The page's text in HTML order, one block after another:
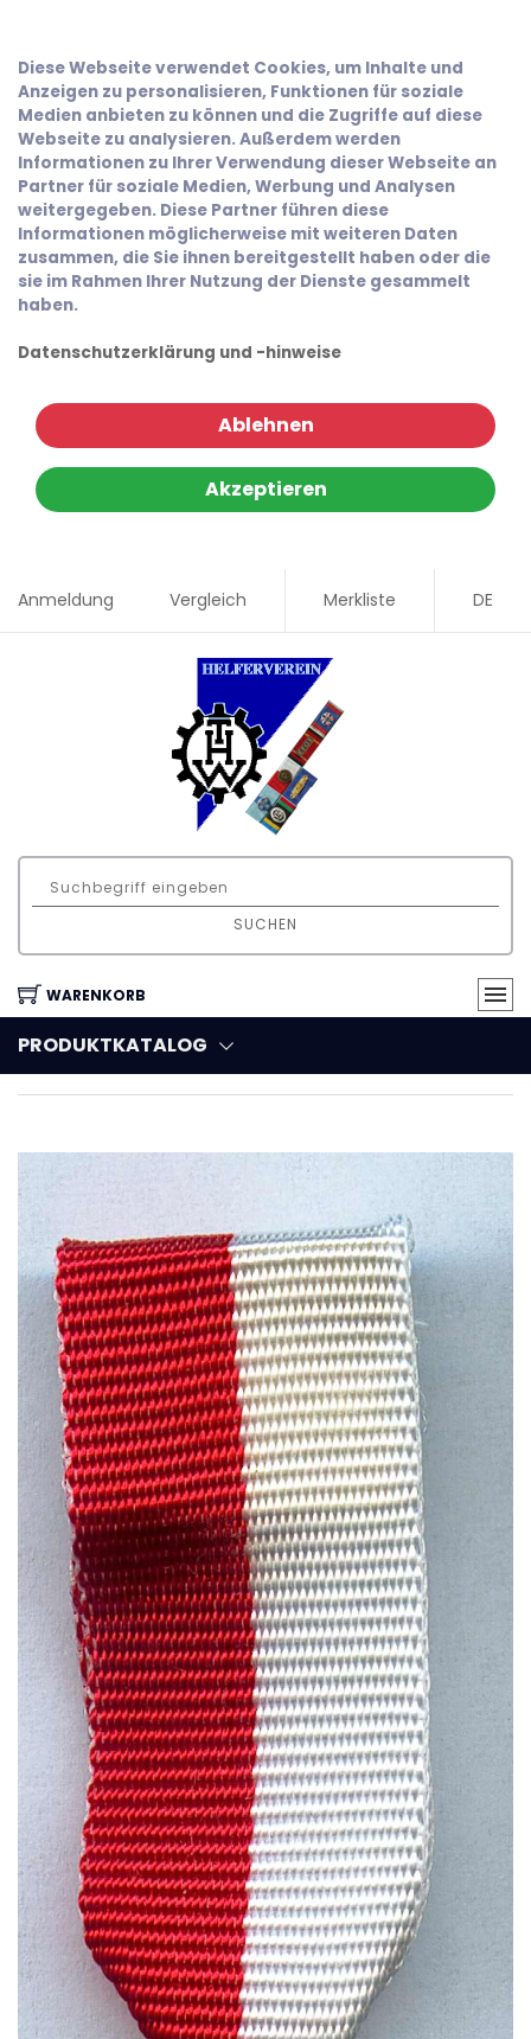
Diese Webseite verwendet Cookies, um Inhalte und
Anzeigen zu personalisieren, Funktionen für soziale
Medien anbieten zu können und die Zugriffe auf diese
Webseite zu analysieren. Außerdem werden
Informationen zu Ihrer Verwendung dieser Webseite an
Partner für soziale Medien, Werbung und Analysen
weitergegeben. Diese Partner führen diese
Informationen möglicherweise mit weiteren Daten
zusammen, die Sie ihnen bereitgestellt haben oder die
sie im Rahmen Ihrer Nutzung der Dienste gesammelt
haben.
Datenschutzerklärung und -hinweise
Ablehnen
Akzeptieren
Anmeldung Vergleich Merkliste DE
SUCHEN
WARENKORB
PRODUKTKATALOG